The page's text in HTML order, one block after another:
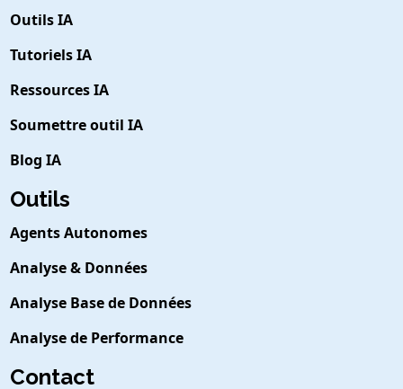
Outils IA
Tutoriels IA
Ressources IA
Soumettre outil IA
Blog IA
Outils
Agents Autonomes
Analyse & Données
Analyse Base de Données
Analyse de Performance
Contact